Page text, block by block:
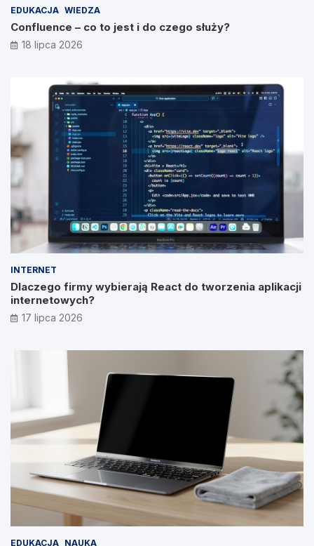
EDUKACJA WIEDZA
Confluence – co to jest i do czego służy?
18 lipca 2026
INTERNET
Dlaczego firmy wybierają React do tworzenia aplikacji
internetowych?
17 lipca 2026
EDUKACJA NAUKA